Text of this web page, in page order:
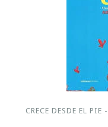
CRECE DESDE EL